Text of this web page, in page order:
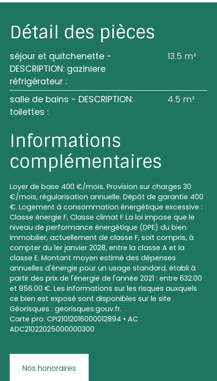
Détail des pièces
séjour et quitchenette -
DESCRIPTION: gaziniere
réfrigérateur :
13.5 m²
salle de bains - DESCRIPTION:
toilettes :
4.5 m²
Informations
complémentaires
Loyer de base 400 €/mois. Provision sur charges 30
€/mois, régularisation annuelle. Dépôt de garantie 400
€. Logement à consommation énergétique excessive :
Classe énergie F, Classe climat F La loi impose que le
niveau de performance énergétique (DPE) du bien
immobilier, actuellement de classe F, soit compris, à
compter du 1er janvier 2028, entre la classe A et la
classe E. Montant moyen estimé des dépenses
annuelles d'énergie pour un usage standard, établi à
partir des prix de l'énergie de l'année 2021 : entre 632.00
et 856.00 €. Les informations sur les risques auxquels
ce bien est exposé sont disponibles sur le site
Géorisques : georisques.gouv.fr.
Carte pro. CPI21012016000012894 • AC
ADC21022025000000300
Nos honoraires